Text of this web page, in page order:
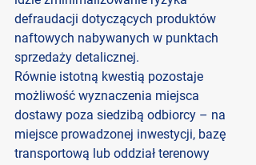
defraudacji dotyczących produktów
naftowych nabywanych w punktach
sprzedaży detalicznej.
Równie istotną kwestią pozostaje
możliwość wyznaczenia miejsca
dostawy poza siedzibą odbiorcy – na
miejsce prowadzonej inwestycji, bazę
transportową lub oddział terenowy